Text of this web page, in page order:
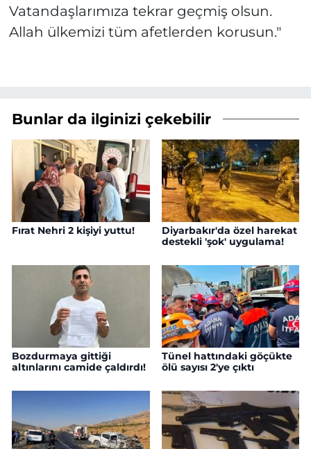
Vatandaşlarımıza tekrar geçmiş olsun.
Allah ülkemizi tüm afetlerden korusun."
Bunlar da ilginizi çekebilir
Fırat Nehri 2 kişiyi yuttu!
Diyarbakır'da özel harekat
destekli 'şok' uygulama!
Bozdurmaya gittiği
altınlarını camide çaldırdı!
Tünel hattındaki göçükte
ölü sayısı 2'ye çıktı